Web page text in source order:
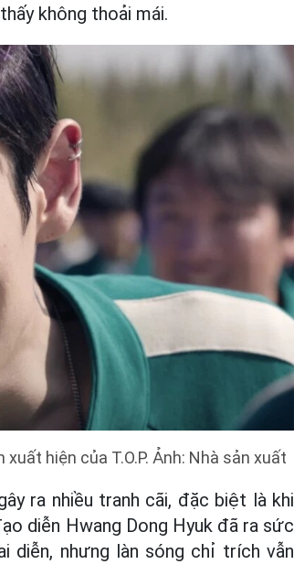
không thoải mái.
hiện của T.O.P. Ảnh: Nhà sản xuất
ra nhiều tranh cãi, đặc biệt là khi
diễn Hwang Dong Hyuk đã ra sức
diễn, nhưng làn sóng chỉ trích vẫn